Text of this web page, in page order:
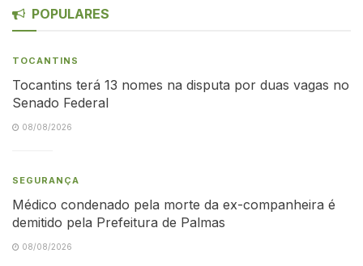
POPULARES
TOCANTINS
Tocantins terá 13 nomes na disputa por duas vagas no
Senado Federal
08/08/2026
SEGURANÇA
Médico condenado pela morte da ex-companheira é
demitido pela Prefeitura de Palmas
08/08/2026